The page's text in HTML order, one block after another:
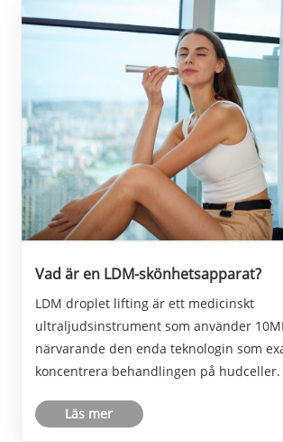
Vad är en LDM-skönhetsapparat?
LDM droplet lifting är ett medicinskt
ultraljudsinstrument som använder
närvarande den enda teknologin som
koncentrera behandlingen på hudceller.
Läs mer